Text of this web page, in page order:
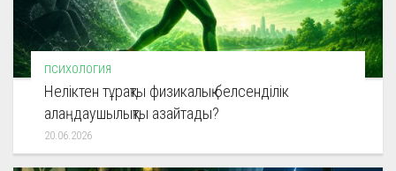
ПСИХОЛОГИЯ
Неліктен тұрақты физикалық белсенділік
алаңдаушылықты азайтады?
20.06.2026